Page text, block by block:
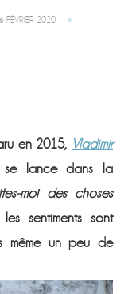
FÉVRIER 2020
en 2015, Vladimir
se lance dans la
moi des choses
sentiments sont
même un peu de